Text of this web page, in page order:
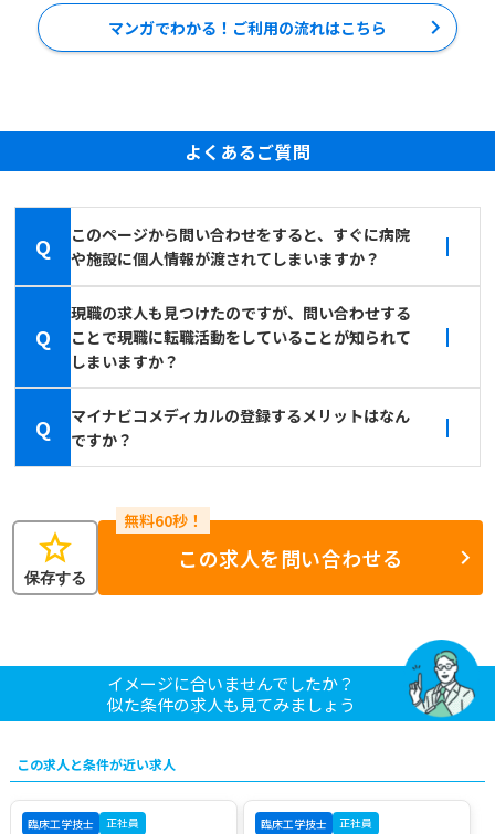
マンガでわかる！ご利用の流れはこちら
よくあるご質問
Q
このページから問い合わせをすると、すぐに病院
や施設に個人情報が渡されてしまいますか？
Q
現職の求人も見つけたのですが、問い合わせする
ことで現職に転職活動をしていることが知られて
しまいますか？
Q
マイナビコメディカルの登録するメリットはなん
ですか？
star
保存する
この求人を問い合わせる
イメージに合いませんでしたか？
似た条件の求人も見てみましょう
この求人と条件が近い求人
臨床工学技士 正社員 臨床工学技士 正社員